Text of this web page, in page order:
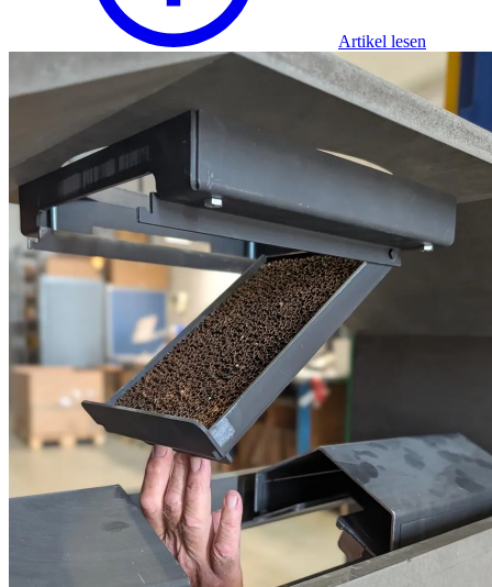
Artikel lesen